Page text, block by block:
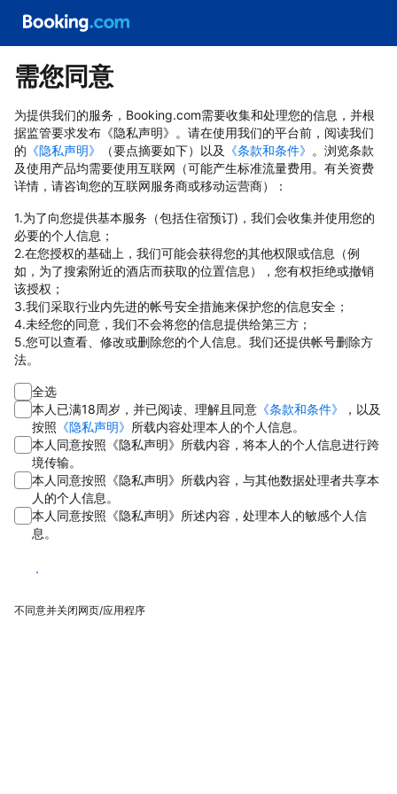
需您同意
为提供我们的服务，Booking.com需要收集和处理您的信息，并根
据监管要求发布《隐私声明》。请在使用我们的平台前，阅读我们
的 《隐私声明》 （要点摘要如下）以及 《条款和条件》 。浏览条款
及使用产品均需要使用互联网（可能产生标准流量费用。有关资费
详情，请咨询您的互联网服务商或移动运营商）：
1.为了向您提供基本服务（包括住宿预订)，我们会收集并使用您的
必要的个人信息；
2.在您授权的基础上，我们可能会获得您的其他权限或信息（例
如，为了搜索附近的酒店而获取的位置信息），您有权拒绝或撤销
该授权；
3.我们采取行业内先进的帐号安全措施来保护您的信息安全；
4.未经您的同意，我们不会将您的信息提供给第三方；
5.您可以查看、修改或删除您的个人信息。我们还提供帐号删除方
法。
全选
本人已满18周岁，并已阅读、理解且同意 《条款和条件》
，以及
按照 《隐私声明》 所载内容处理本人的个人信息。
本人同意按照《隐私声明》所载内容，将本人的个人信息进行跨
境传输。
本人同意按照《隐私声明》所载内容，与其他数据处理者共享本
人的个人信息。
本人同意按照《隐私声明》所述内容，处理本人的敏感个人信
息。
同意
不同意并关闭网页/应用程序